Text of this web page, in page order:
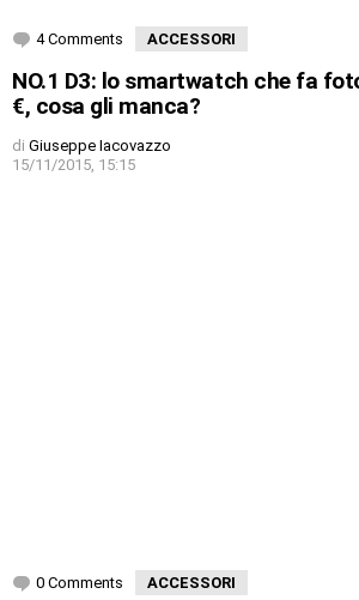
4 Comments ACCESSORI
NO.1 D3: lo smartwatch che fa
€, cosa gli manca?
di Giuseppe Iacovazzo
15/11/2015, 15:15
0 Comments ACCESSORI